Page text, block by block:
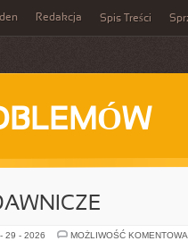
Redakcja Spis Treści
29 - 2026 MOŻLIWOŚĆ